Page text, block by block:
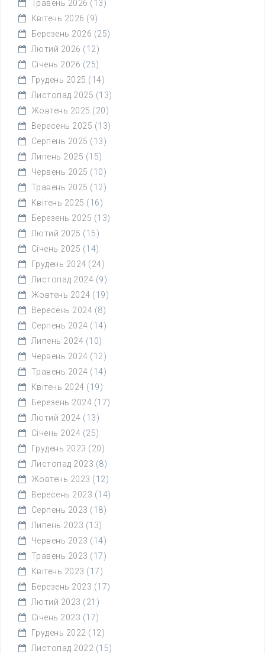
Травень 2026 (13)
Квітень 2026 (9)
Березень 2026 (25)
Лютий 2026 (12)
Січень 2026 (25)
Грудень 2025 (14)
Листопад 2025 (13)
Жовтень 2025 (20)
Вересень 2025 (13)
Серпень 2025 (13)
Липень 2025 (15)
Червень 2025 (10)
Травень 2025 (12)
Квітень 2025 (16)
Березень 2025 (13)
Лютий 2025 (15)
Січень 2025 (14)
Грудень 2024 (24)
Листопад 2024 (9)
Жовтень 2024 (19)
Вересень 2024 (8)
Серпень 2024 (14)
Липень 2024 (10)
Червень 2024 (12)
Травень 2024 (14)
Квітень 2024 (19)
Березень 2024 (17)
Лютий 2024 (13)
Січень 2024 (25)
Грудень 2023 (20)
Листопад 2023 (8)
Жовтень 2023 (12)
Вересень 2023 (14)
Серпень 2023 (18)
Липень 2023 (13)
Червень 2023 (14)
Травень 2023 (17)
Квітень 2023 (17)
Березень 2023 (17)
Лютий 2023 (21)
Січень 2023 (17)
Грудень 2022 (12)
Листопад 2022 (15)